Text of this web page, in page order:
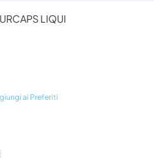
LIQUI
ai Preferiti